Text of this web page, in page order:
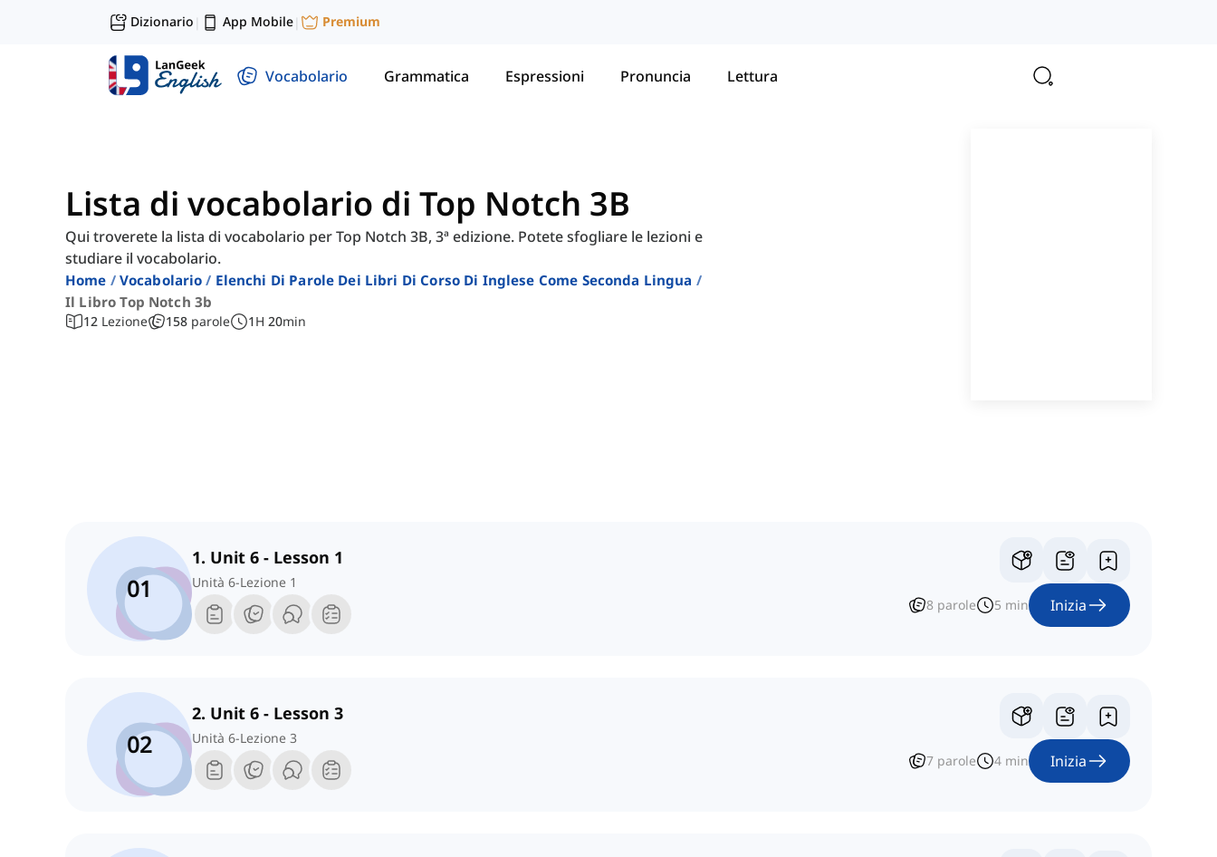
Dizionario | App Mobile| Premium
Vocabolario Grammatica Espressioni Pronuncia Lettura
Lista di vocabolario di Top Notch 3B
Qui troverete la lista di vocabolario per Top Notch 3B, 3ª edizione. Potete sfogliare le lezioni e
studiare il vocabolario.
Home Vocabolario
Elenchi Di Parole Dei Libri Di Corso Di Inglese Come Seconda Lingua
Il Libro Top Notch 3b
12 Lezione 158 parole 1H 20min
01
1. Unit 6 - Lesson 1
Unità 6-Lezione 1
8 parole 5 min Inizia
02
2. Unit 6 - Lesson 3
Unità 6-Lezione 3
7 parole 4 min Inizia